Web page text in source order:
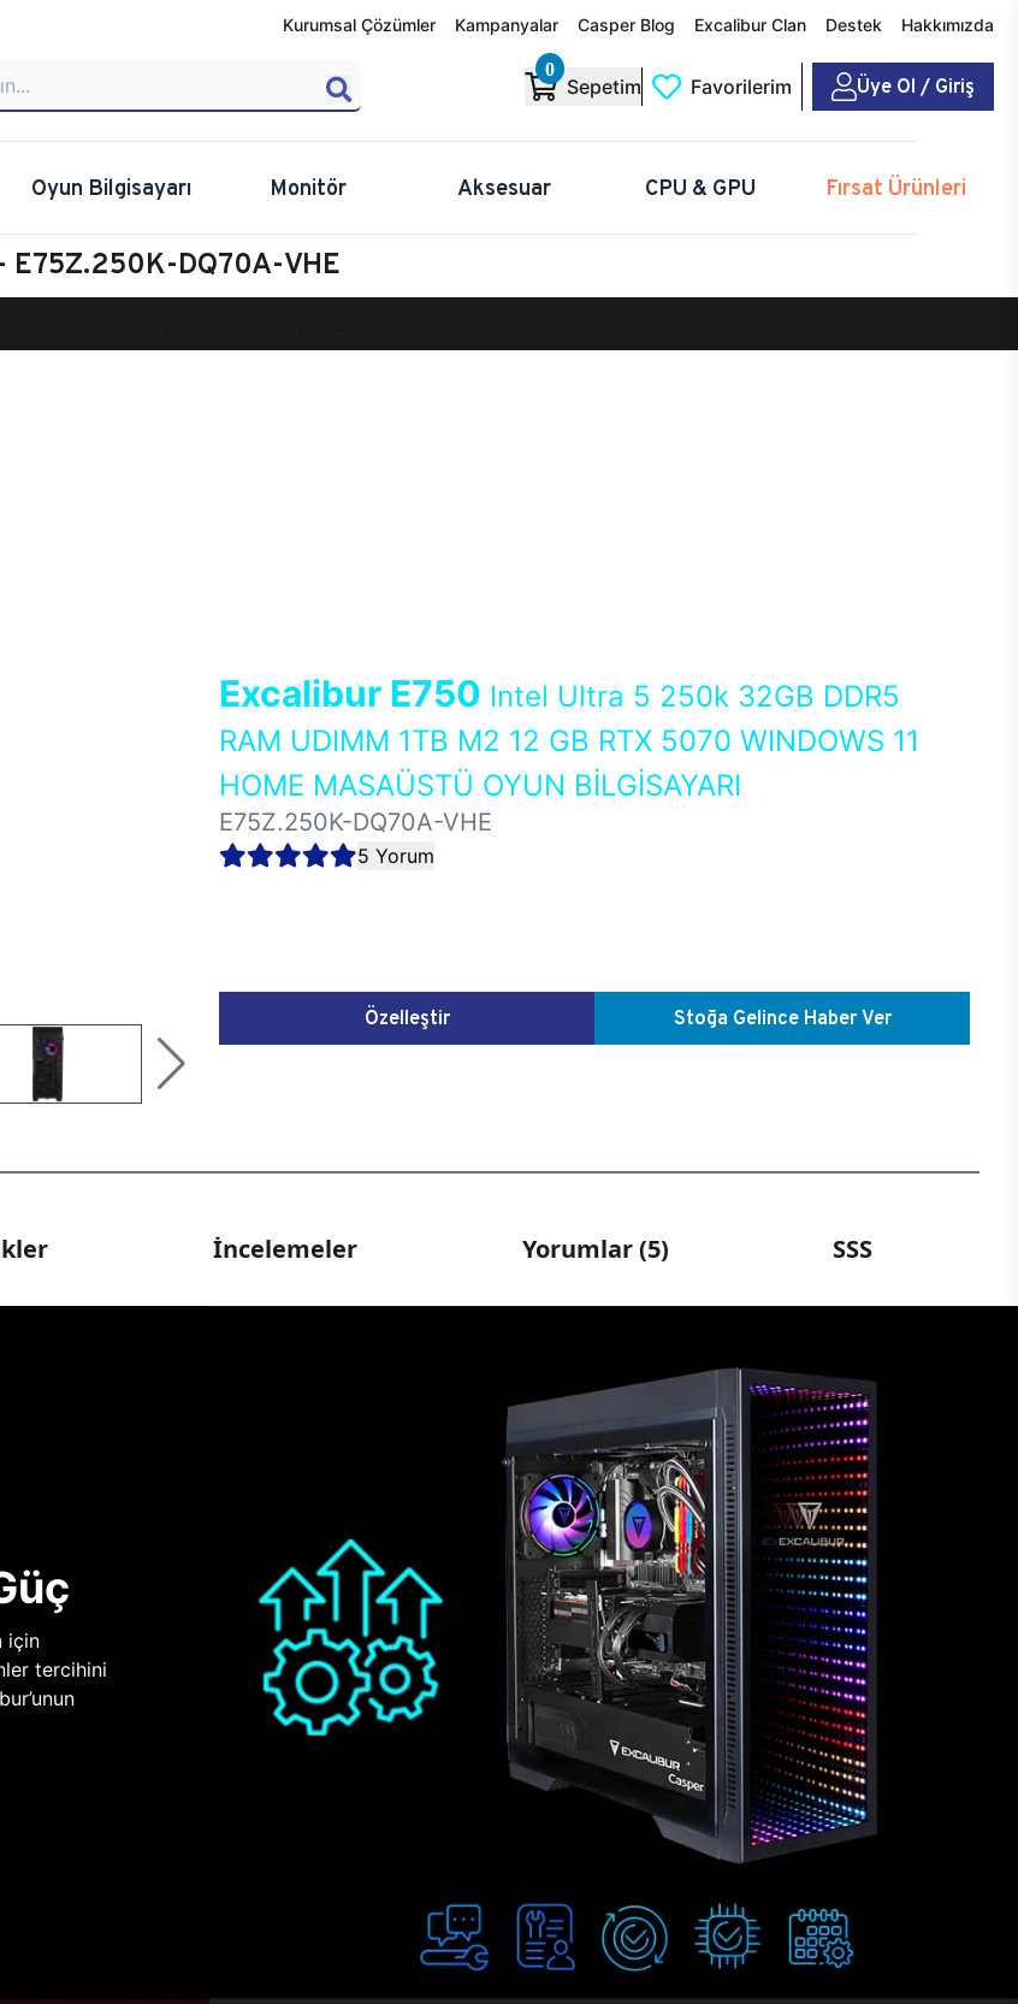
Kurumsal Çözümler Kampanyalar Casper Blog Excalibur Clan Destek Hakkımızda
0
Sepetim Favorilerim Üye Ol / Giriş
Oyun Bilgisayarı Monitör Aksesuar CPU & GPU Fırsat Ürünleri
E75Z.250K-DQ70A-VHE
Excalibur E750 Intel Ultra 5 250k 32GB DDR5
RAM UDIMM 1TB M2 12 GB RTX 5070 WINDOWS 11
HOME MASAÜSTÜ OYUN BİLGİSAYARI
E75Z.250K-DQ70A-VHE
5 Yorum
Özelleştir Stoğa Gelince Haber Ver
İncelemeler Yorumlar (5) SSS
için
tercihini